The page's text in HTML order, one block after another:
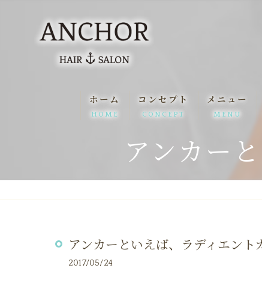
ホーム
HOME
コンセプト
CONCEPT
メニュー
MENU
アンカー
アンカーといえば、ラディエント
2017/05/24